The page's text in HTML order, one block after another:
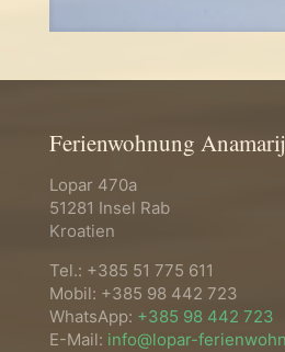
Ferienwohnung
Lopar 470a
51281 Insel Rab
Kroatien
Tel.: +385 51 775 611
Mobil: +385 98 442 723
WhatsApp: +385 98 442 723
E-Mail: info@lopar-